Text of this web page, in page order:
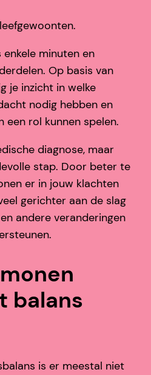
minuten en
Op basis van
je inzicht in welke
nodig hebben en
rol kunnen spelen.
diagnose, maar
stap. Door beter te
er in jouw klachten
gerichter aan de slag
andere veranderingen
balans
is er meestal niet